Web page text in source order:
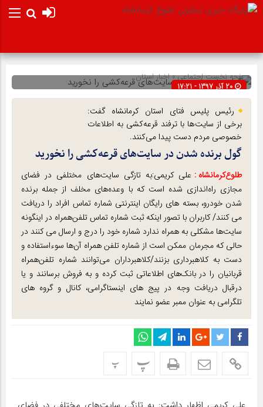
صفحه نخستاجتماعی»اخبار استان
20 آذر 1397 - 17:21
شناسه : 13157
رئیس پلیس فتای استان کرمانشاه گفت:
برخی از سایت‌ها با ترفند قرعه‌کشی به اطلاعات
خصوصی مردم دست پیدا می‌کنند.
گول برنده شدن در سایت‌های قرعه‌کشی را نخورید
طلوع‌‌کرمانشاه : علی کریمی:به تازگی سایت‌های مختلفی در فضای
مجازی راه‌اندازی شده است که با وعده‌های مخلف از جمله برنده
شدن خودرو، بسته های رایگان اینترنتی شماره تماس افراد را دریافت
می کنند/ کاربران با تصور اینکه ثبت شماره تماس تلفن‌همراه در اینگونه
سایت‌ها مشکلی به همراه ندارد شماره خود را درج و ارسال می کنند در
حالی که مجرمان ممکن است از شماره تلفن همراه آن‌ها سوءاستفاده و
دست به کلاهبرداری بزنند/کلاهبرداران می‌توانند شماره تلفن‌همراه
قربانیان را در بانک‌های اطلاعاتی ثبت کرده و به فروش برسانند و یا
درقبال دریافت وجه در پیج های اینستاگرامی، کانال و گروه های
تلگرامی به عنوان ممبر عضو نمایند
پ پ